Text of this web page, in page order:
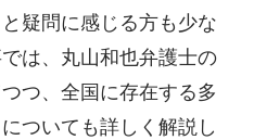
疑問に感じる方も少な
は、丸山和也弁護士の
つ、全国に存在する多
ついても詳しく解説し